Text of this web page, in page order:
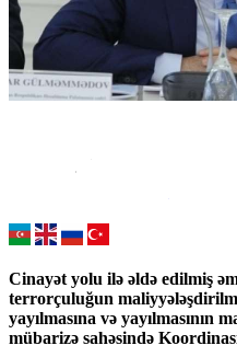
Cinayət yolu ilə əldə edilmiş
terrorçuluğun
yayılmasına və yayılmasının
mübarizə sahəsində